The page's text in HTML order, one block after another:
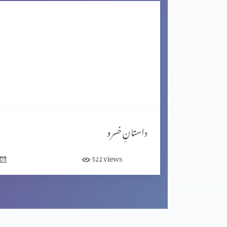
ایک بہادر بادشاہ پارٹ 1
پیغمبر آتش پارٹ 3
داستانِ خسرو
522views